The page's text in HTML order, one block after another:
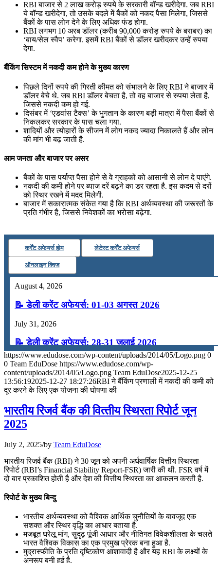
📝 डेली करेंट अफेयर्स: 13-15 जुलाई 2026
RBI बाजार से 2 लाख करोड़ रुपये के सरकारी बॉन्ड खरीदेगा. जब RBI
ये बॉन्ड खरीदेगा, तो उसके बदले में बैंकों को नकद पैसा मिलेगा, जिससे
बैंकों के पास लोन देने के लिए अधिक फंड होगा.
RBI लगभग 10 अरब डॉलर (करीब 90,000 करोड़ रुपये के बराबर) का
‘बाय/सेल स्वैप’ करेगा. इसमें RBI बैंकों से डॉलर खरीदकर उन्हें रुपया
देगा.
बैंकिंग सिस्टम में नकदी कम होने के मुख्य कारण
पिछले दिनों रुपये की गिरती कीमत को संभालने के लिए RBI ने बाजार में
डॉलर बेचे थे. जब RBI डॉलर बेचता है, तो वह बाजार से रुपया लेता है,
जिससे नकदी कम हो गई.
दिसंबर में ‘एडवांस टैक्स’ के भुगतान के कारण बड़ी मात्रा में पैसा बैंकों से
निकलकर सरकार के पास चला गया.
शादियों और त्योहारों के सीजन में लोग नकद ज्यादा निकालते हैं और लोन
की मांग भी बढ़ जाती है.
आम जनता और बाजार पर असर
बैंकों के पास पर्याप्त पैसा होने से वे ग्राहकों को आसानी से लोन दे पाएंगे.
नकदी की कमी होने पर ब्याज दरें बढ़ने का डर रहता है. इस कदम से दरों
को स्थिर रखने में मदद मिलेगी.
बाजार में सकारात्मक संकेत गया है कि RBI अर्थव्यवस्था की जरूरतों के
प्रति गंभीर है, जिससे निवेशकों का भरोसा बढ़ेगा.
कर्रेंट अफेयर्स होम लेटेस्ट कर्रेंट अफेयर्स
ऑनलाइन क्विज
August 4, 2026
📝 डेली करेंट अफेयर्स: 01-03 अगस्त 2026
July 31, 2026
📝 डेली करेंट अफेयर्स: 28-31 जुलाई 2026
July 28, 2026
📝 डेली करेंट अफेयर्स: 25-27 जुलाई 2026
📝 डेली करेंट अफेयर्स: 22-24 जुलाई 2026
📝 डेली करेंट अफेयर्स: 19-21 जुलाई 2026
July 19, 2026
📝 डेली करेंट अफेयर्स: 16-18 जुलाई 2026
July 16, 2026
📝 डेली करेंट अफेयर्स: 13-15 जुलाई 2026
https://www.edudose.com/wp-content/uploads/2014/05/Logo.png 0
0 Team EduDose https://www.edudose.com/wp-
content/uploads/2014/05/Logo.png Team EduDose2025-12-25
13:56:192025-12-27 18:27:26RBI ने बैंकिंग प्रणाली में नकदी की कमी को
दूर करने के लिए एक योजना की घोषणा की
भारतीय रिजर्व बैंक की वित्‍तीय स्थिरता रिपोर्ट जून
2025
July 2, 2025/by Team EduDose
भारतीय रिजर्व बैंक (RBI) ने 30 जून को अपनी अर्धवार्षिक वित्तीय स्थिरता
रिपोर्ट (RBI’s Financial Stability Report-FSR) जारी की थी. FSR वर्ष में
दो बार प्रकाशित होती है और देश की वित्तीय स्थिरता का आकलन करती है.
रिपोर्ट के मुख्य बिन्दु
भारतीय अर्थव्यवस्था को वैश्विक आर्थिक चुनौतियों के बावजूद एक
सशक्त और स्थिर वृद्धि का आधार बताया है.
मजबूत घरेलू मांग, सुदृढ़ पूंजी आधार और नीतिगत विवेकशीलता के चलते
भारत वैश्विक विकास का एक प्रमुख प्रेरक बना हुआ है.
मुद्रास्फीति के प्रति दृष्टिकोण आशावादी है और यह RBI के लक्ष्यों के
अनुरूप बनी हुई है.